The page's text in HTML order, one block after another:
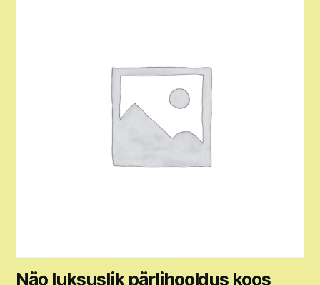
Näo luksuslik pärlihooldus koos